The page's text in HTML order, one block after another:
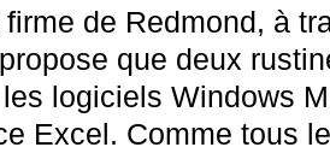
de Redmond, à
que deux
logiciels Windows
Excel. Comme tous